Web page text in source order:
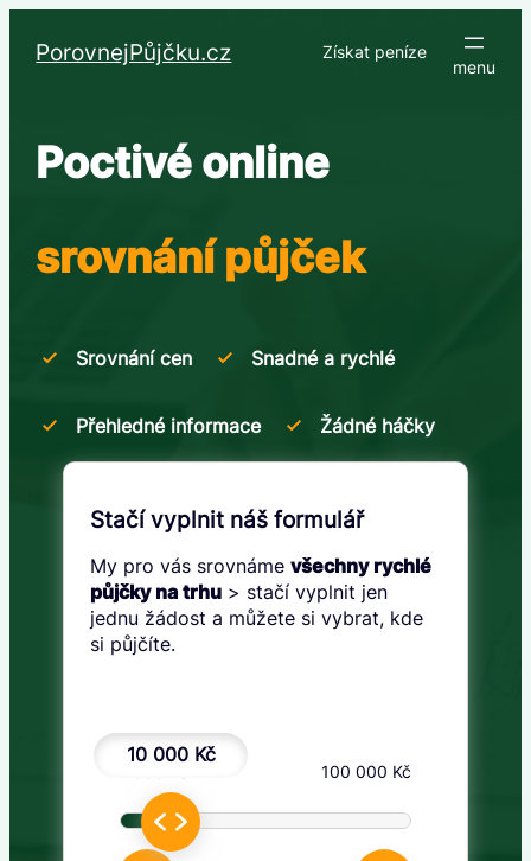
PorovnejPůjčku.cz Získat peníze
Poctivé online
srovnání půjček
Srovnání cen Snadné a rychlé
Přehledné informace Žádné háčky
Stačí vyplnit náš formulář
My pro vás srovnámevšechny rychlé
půjčky na trhu > stačí vyplnit jen
jednu žádost a můžete si vybrat, kde
si půjčíte.
10 000 Kč
100 000 Kč